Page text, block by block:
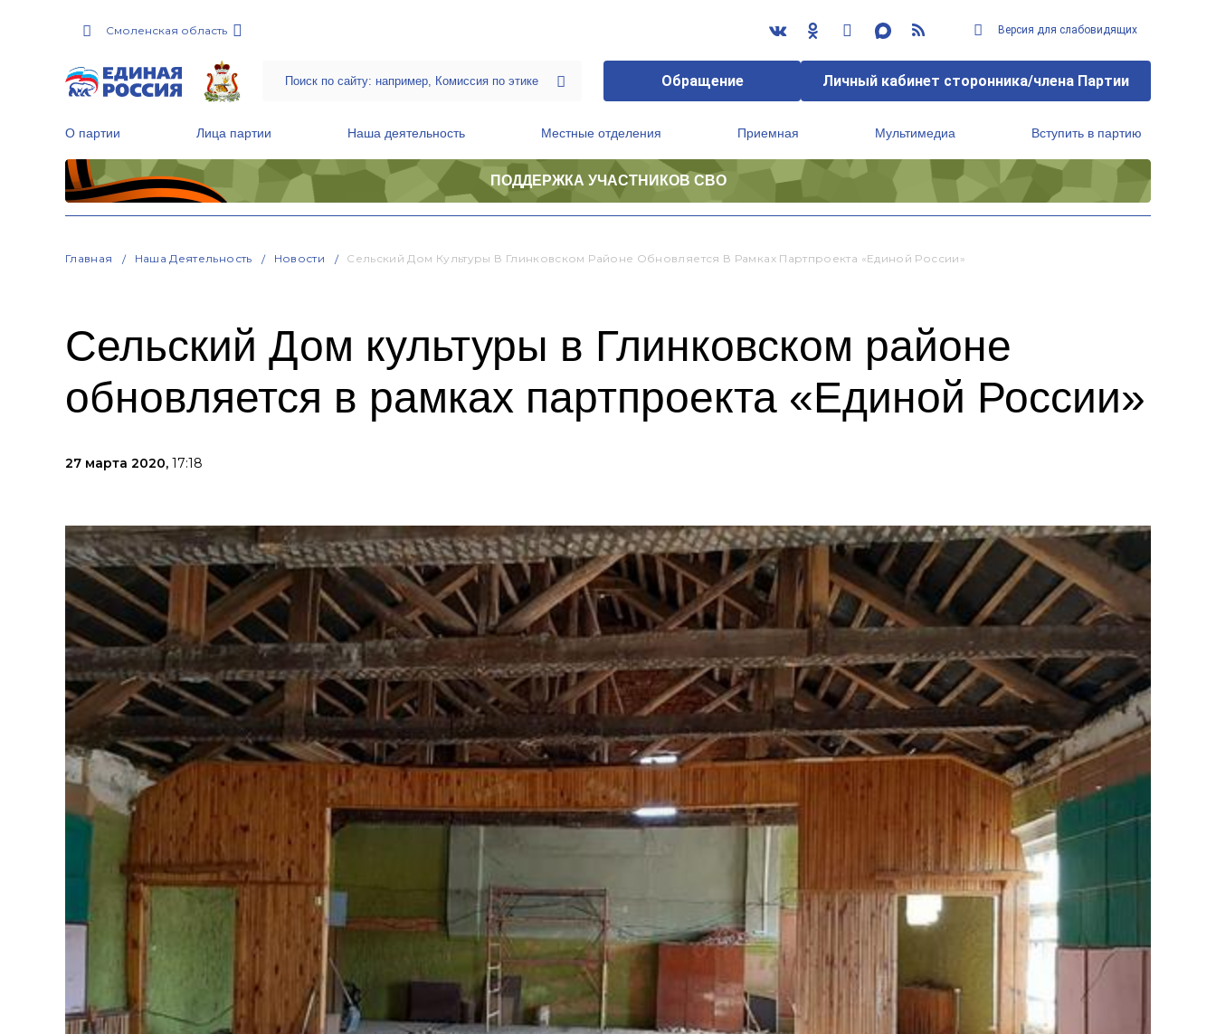
Смоленская область Версия для слабовидящих
Обращение Личный кабинет сторонника/члена Партии
О партии Лица партии Наша деятельность Местные отделения Приемная Мультимедиа Вступить в партию
ПОДДЕРЖКА УЧАСТНИКОВ СВО
Главная Наша Деятельность Новости Сельский Дом Культуры В Глинковском Районе Обновляется В Рамках Партпроекта «Единой России»
Сельский Дом культуры в Глинковском районе
обновляется в рамках партпроекта «Единой России»
27 марта 2020, 17:18